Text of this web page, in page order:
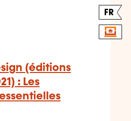
FR
(éditions
: Les